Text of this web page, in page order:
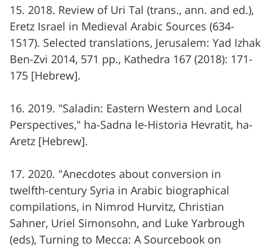
15. 2018. Review of Uri Tal (trans., ann. and ed.),
Eretz Israel in Medieval Arabic Sources (634-
1517). Selected translations, Jerusalem: Yad Izhak
Ben-Zvi 2014, 571 pp., Kathedra 167 (2018): 171-
175 [Hebrew].
16. 2019. "Saladin: Eastern Western and Local
Perspectives," ha-Sadna le-Historia Hevratit, ha-
Aretz [Hebrew].
17. 2020. "Anecdotes about conversion in
twelfth-century Syria in Arabic biographical
compilations, in Nimrod Hurvitz, Christian
Sahner, Uriel Simonsohn, and Luke Yarbrough
(eds), Turning to Mecca: A Sourcebook on